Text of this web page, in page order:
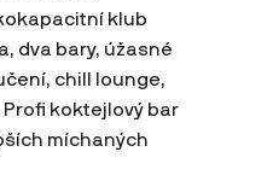
klub
dva bary, úžasné
chill lounge,
koktejlový bar
míchaných